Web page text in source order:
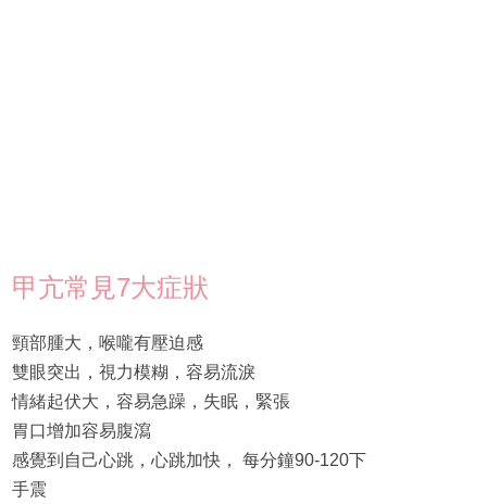
甲亢常見7大症狀
頸部腫大，喉嚨有壓迫感
雙眼突出，視力模糊，容易流淚
情緒起伏大，容易急躁，失眠，緊張
胃口增加容易腹瀉
感覺到自己心跳，心跳加快， 每分鐘90-120下
手震